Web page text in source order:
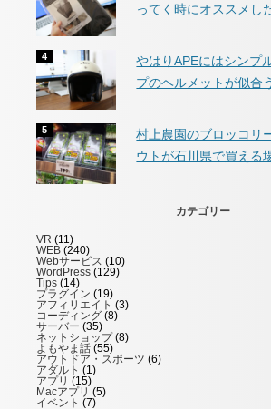
ってく時にオススメし
やはりAPEにはシンプ
プのヘルメットが似合
村上農園のブロッコリ
ウトが石川県で買える
カテゴリー
VR (11)
WEB (240)
Webサービス (10)
WordPress (129)
Tips (14)
プラグイン (19)
アフィリエイト (3)
コーディング (8)
サーバー (35)
ネットショップ(8)
よもやま話 (55)
アウトドア・スポーツ (6)
アダルト (1)
アプリ (15)
Macアプリ (5)
イベント (7)